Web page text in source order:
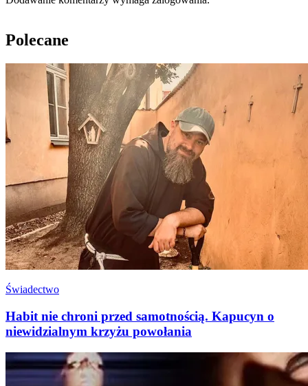
Polecane
Świadectwo
Habit nie chroni przed samotnością. Kapucyn o
niewidzialnym krzyżu powołania